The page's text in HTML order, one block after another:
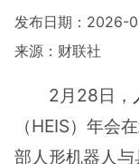
发布日期：2026-
来源：财联社
2月28日，
（HEIS）年会
部人形机器人